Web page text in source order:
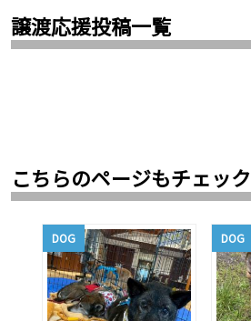
譲渡応援投稿一覧
こちらのページもチェック
DOG DOG